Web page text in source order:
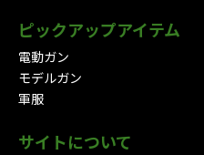
ピックアップアイテム
電動ガン
モデルガン
軍服
サイトについて